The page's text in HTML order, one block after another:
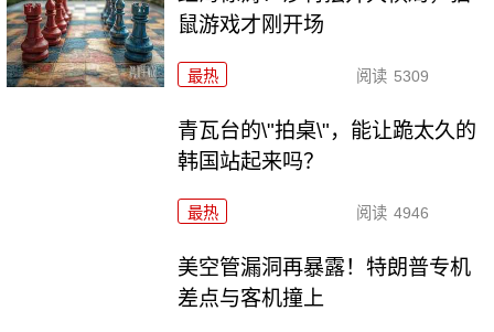
鼠游戏才刚开场
最热 阅读 5309
青瓦台的\"拍桌\"，能让跪太久的
韩国站起来吗？
最热 阅读 4946
美空管漏洞再暴露！特朗普专机
差点与客机撞上